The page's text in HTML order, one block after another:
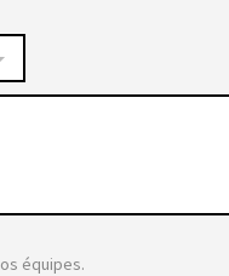
équipes.